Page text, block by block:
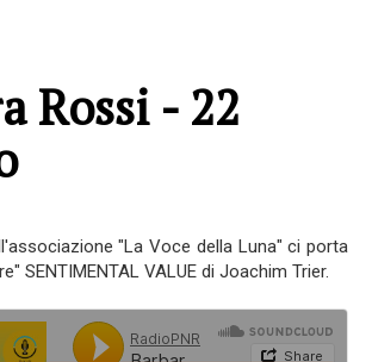
Rossi - 22
"La Voce della Luna" ci porta
SENTIMENTAL VALUE di Joachim Trier.